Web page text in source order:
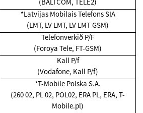
*Latvijas Mobilais Telefons SIA
(LMT, LV LMT, LV LMT GSM)
Telefonverkið P/F
(Foroya Tele, FT-GSM)
Kall P/f
(Vodafone, Kall P/f)
*T-Mobile Polska S.A.
(260 02, PL 02, POL02, ERA PL, ERA, T-
Mobile.pl)